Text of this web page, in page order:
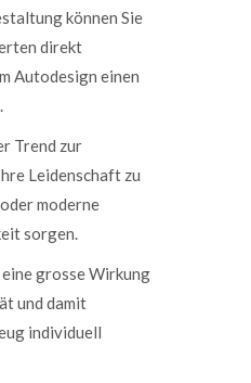
können Sie
direkt
Autodesign einen
Trend zur
Leidenschaft zu
moderne
sorgen.
grosse Wirkung
und damit
individuell